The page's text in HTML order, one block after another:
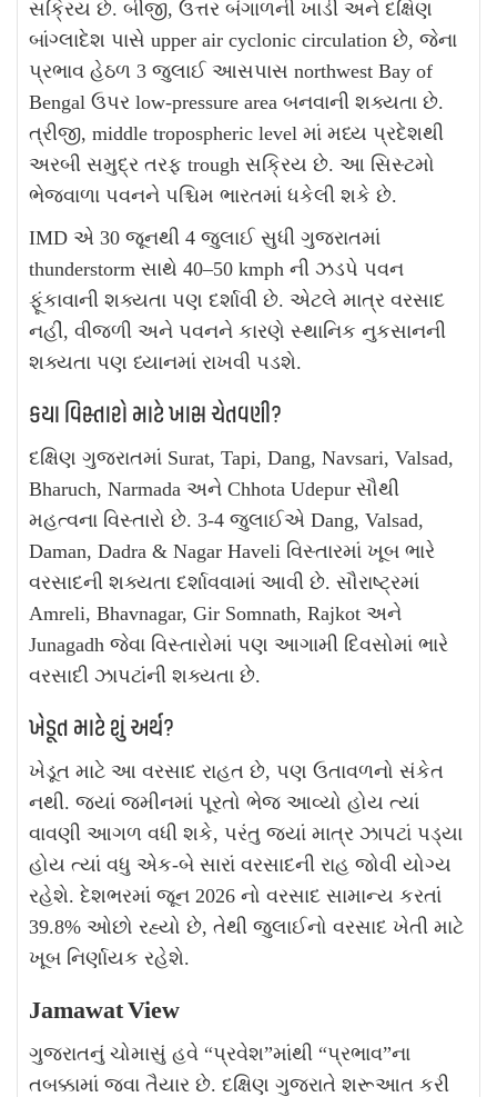
સક્રિય છે. બીજી, ઉત્તર બંગાળની ખાડી અને દક્ષિણ
બાંગ્લાદેશ પાસે upper air cyclonic circulation છે, જેના
પ્રભાવ હેઠળ 3 જુલાઈ આસપાસ northwest Bay of
Bengal ઉપર low-pressure area બનવાની શક્યતા છે.
ત્રીજી, middle tropospheric level માં મધ્ય પ્રદેશથી
અરબી સમુદ્ર તરફ trough સક્રિય છે. આ સિસ્ટમો
ભેજવાળા પવનને પશ્ચિમ ભારતમાં ધકેલી શકે છે.
IMD એ 30 જૂનથી 4 જુલાઈ સુધી ગુજરાતમાં
thunderstorm સાથે 40–50 kmph ની ઝડપે પવન
ફૂંકાવાની શક્યતા પણ દર્શાવી છે. એટલે માત્ર વરસાદ
નહીં, વીજળી અને પવનને કારણે સ્થાનિક નુકસાનની
શક્યતા પણ ધ્યાનમાં રાખવી પડશે.
કયા વિસ્તારો માટે ખાસ ચેતવણી?
દક્ષિણ ગુજરાતમાં Surat, Tapi, Dang, Navsari, Valsad,
Bharuch, Narmada અને Chhota Udepur સૌથી
મહત્વના વિસ્તારો છે. 3-4 જુલાઈએ Dang, Valsad,
Daman, Dadra & Nagar Haveli વિસ્તારમાં ખૂબ ભારે
વરસાદની શક્યતા દર્શાવવામાં આવી છે. સૌરાષ્ટ્રમાં
Amreli, Bhavnagar, Gir Somnath, Rajkot અને
Junagadh જેવા વિસ્તારોમાં પણ આગામી દિવસોમાં ભારે
વરસાદી ઝાપટાંની શક્યતા છે.
ખેડૂત માટે શું અર્થ?
ખેડૂત માટે આ વરસાદ રાહત છે, પણ ઉતાવળનો સંકેત
નથી. જ્યાં જમીનમાં પૂરતો ભેજ આવ્યો હોય ત્યાં
વાવણી આગળ વધી શકે, પરંતુ જ્યાં માત્ર ઝાપટાં પડ્યા
હોય ત્યાં વધુ એક-બે સારાં વરસાદની રાહ જોવી યોગ્ય
રહેશે. દેશભરમાં જૂન 2026 નો વરસાદ સામાન્ય કરતાં
39.8% ઓછો રહ્યો છે, તેથી જુલાઈનો વરસાદ ખેતી માટે
ખૂબ નિર્ણાયક રહેશે.
Jamawat View
ગુજરાતનું ચોમાસું હવે “પ્રવેશ”માંથી “પ્રભાવ”ના
તબક્કામાં જવા તૈયાર છે. દક્ષિણ ગુજરાતે શરૂઆત કરી